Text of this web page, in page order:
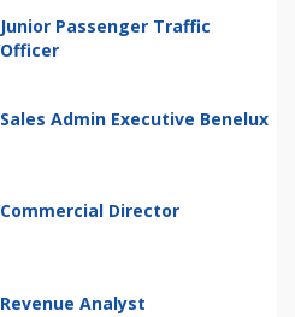
Junior Passenger Traffic
Officer
Sales Admin Executive Benelux
Commercial Director
Revenue Analyst